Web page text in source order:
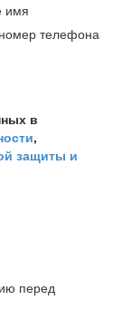
имя
телефона
в
,
защиты и
перед